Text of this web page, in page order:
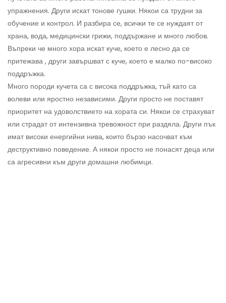
упражнения. Други искат тонове гушки. Някои са трудни за
обучение и контрол. И разбира се, всички те се нуждаят от
храна, вода, медицински грижи, поддържане и много любов.
Въпреки че много хора искат куче, което е лесно да се
притежава , други завършват с куче, което е малко по-високо
поддръжка.
Много породи кучета са с висока поддръжка, тъй като са
волеви или яростно независими. Други просто не поставят
приоритет на удоволствието на хората си. Някои се страхуват
или страдат от интензивна тревожност при раздяла. Други пък
имат високи енергийни нива, които бързо насочват към
деструктивно поведение. А някои просто не понасят деца или
са агресивни към други домашни любимци.